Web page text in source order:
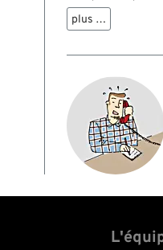
jauge de pression
huiles et carters de
plus …